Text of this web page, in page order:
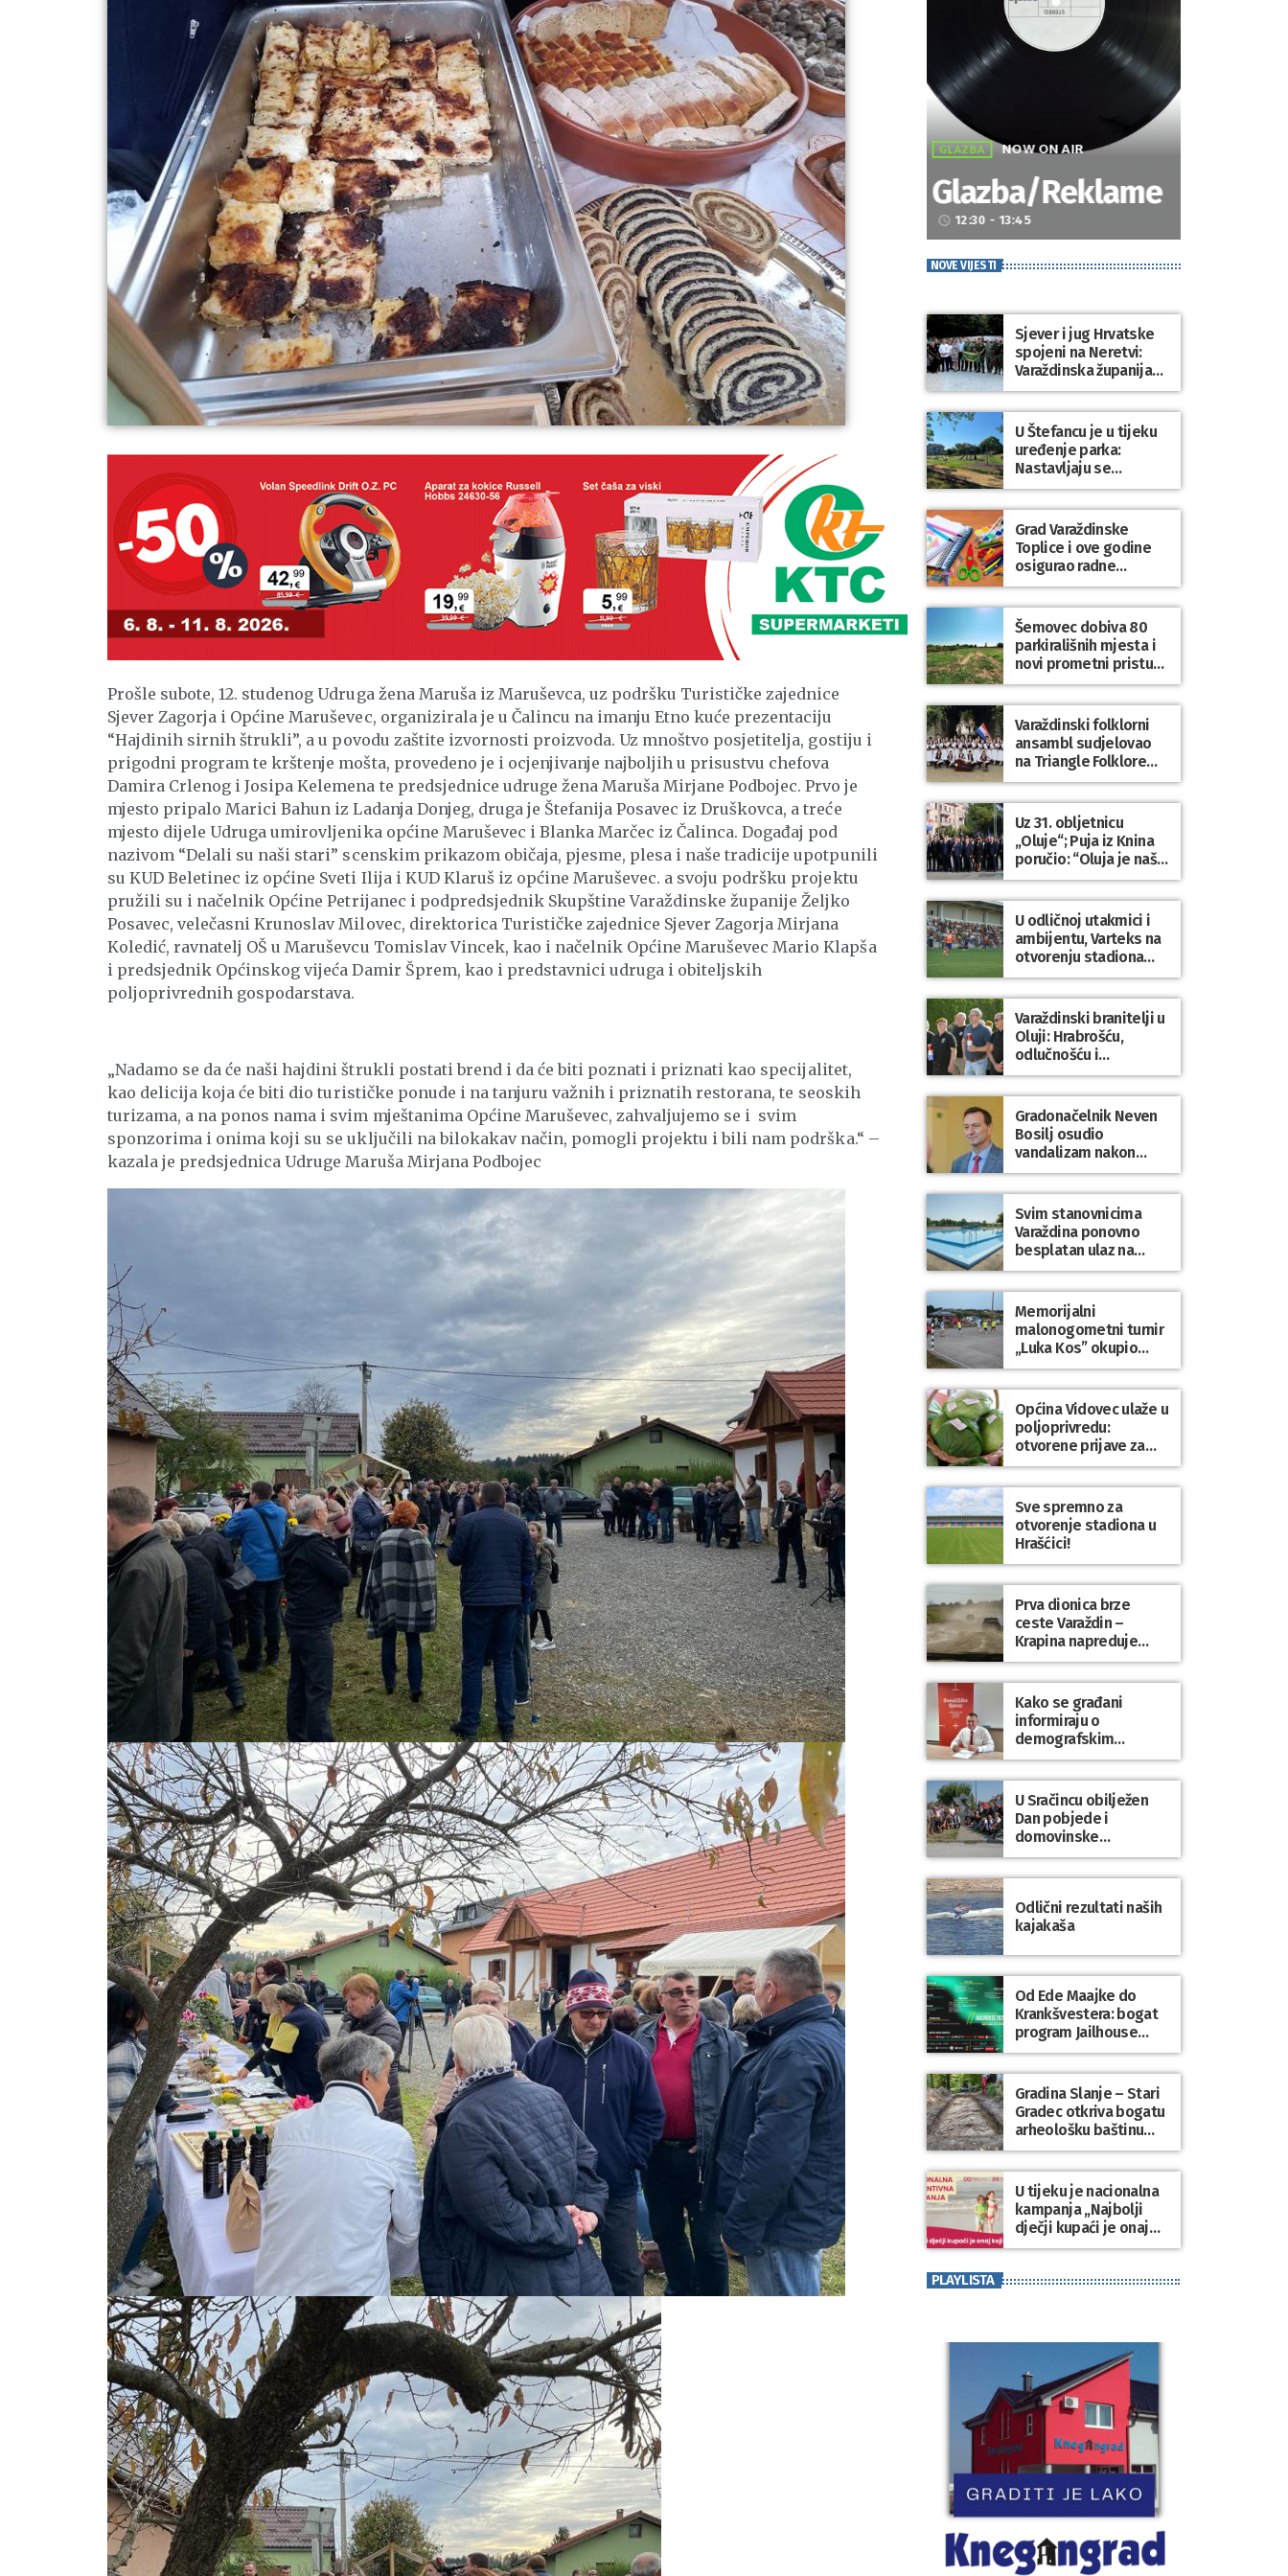
Prošle subote, 12. studenog Udruga žena Maruša iz Maruševca, uz podršku Turističke zajednice
Sjever Zagorja i Općine Maruševec, organizirala je u Čalincu na imanju Etno kuće prezentaciju
“Hajdinih sirnih štrukli”, a u povodu zaštite izvornosti proizvoda. Uz mnoštvo posjetitelja, gostiju i
prigodni program te krštenje mošta, provedeno je i ocjenjivanje najboljih u prisustvu chefova
Damira Crlenog i Josipa Kelemena te predsjednice udruge žena Maruša Mirjane Podbojec. Prvo je
mjesto pripalo Marici Bahun iz Ladanja Donjeg, druga je Štefanija Posavec iz Druškovca, a treće
mjesto dijele Udruga umirovljenika općine Maruševec i Blanka Marčec iz Čalinca. Događaj pod
nazivom “Delali su naši stari” scenskim prikazom običaja, pjesme, plesa i naše tradicije upotpunili
su KUD Beletinec iz općine Sveti Ilija i KUD Klaruš iz općine Maruševec. a svoju podršku projektu
pružili su i načelnik Općine Petrijanec i podpredsjednik Skupštine Varaždinske županije Željko
Posavec, velečasni Krunoslav Milovec, direktorica Turističke zajednice Sjever Zagorja Mirjana
Koledić, ravnatelj OŠ u Maruševcu Tomislav Vincek, kao i načelnik Općine Maruševec Mario Klapša
i predsjednik Općinskog vijeća Damir Šprem, kao i predstavnici udruga i obiteljskih
poljoprivrednih gospodarstava.
„Nadamo se da će naši hajdini štrukli postati brend i da će biti poznati i priznati kao specijalitet,
kao delicija koja će biti dio turističke ponude i na tanjuru važnih i priznatih restorana, te seoskih
turizama, a na ponos nama i svim mještanima Općine Maruševec, zahvaljujemo se i svim
sponzorima i onima koji su se uključili na bilokakav način, pomogli projektu i bili nam podrška.“ –
kazala je predsjednica Udruge Maruša Mirjana Podbojec
GLAZBA NOW ON AIR
Glazba/Reklame
access_time 12:30 - 13:45
NOVE VIJESTI
Sjever i jug Hrvatske
spojeni na Neretvi:
Varaždinska županija
predstavila svoju
tradiciju uoči Maratona
lađa
U Štefancu je u tijeku
uređenje parka:
Nastavljaju se
ulaganja u javne
prostore diljem
općine Trnovec
Bartolovečki
Grad Varaždinske
Toplice i ove godine
osigurao radne
bilježnice i dodatni
obrazovni materijal za
sve osnovnoškolce
Šemovec dobiva 80
parkirališnih mjesta i
novi prometni pristup
groblju
Varaždinski folklorni
ansambl sudjelovao
na Triangle Folklore
Festivalu u Danskoj
Uz 31. obljetnicu
„Oluje“; Puja iz Knina
poručio: “Oluja je naša
najveća pobjeda,
simbol slobode i
zajedništva!”
U odličnoj utakmici i
ambijentu, Varteks na
otvorenju stadiona
odigrao 1:1 s
Mariborom
Varaždinski branitelji u
Oluji: Hrabrošću,
odlučnošću i
zajedništvom do
slobodne Hrvatske!
Gradonačelnik Neven
Bosilj osudio
vandalizam nakon
utakmice NK Varaždin
– HNK Hajduk Split
Svim stanovnicima
Varaždina ponovno
besplatan ulaz na
Gradske bazene i
Gradsko kupalište na
Dravi
Memorijalni
malonogometni turnir
„Luka Kos” okupio
brojne ekipe i
posjetitelje u Sudovcu
Općina Vidovec ulaže u
poljoprivredu:
otvorene prijave za
općinske potpore
Sve spremno za
otvorenje stadiona u
Hrašćici!
Prva dionica brze
ceste Varaždin –
Krapina napreduje
prema planu
Kako se građani
informiraju o
demografskim
mjerama? Sudjelujte u
istraživanju!
U Sračincu obilježen
Dan pobjede i
domovinske
zahvalnosti te Dan
hrvatskih branitelja
Odlični rezultati naših
kajakaša
Od Ede Maajke do
Krankšvestera: bogat
program Jailhouse
Festivala 2026. u
Lepoglavi
Gradina Slanje – Stari
Gradec otkriva bogatu
arheološku baštinu
Varaždinske županije
U tijeku je nacionalna
kampanja „Najbolji
dječji kupaći je onaj
koji se nosi“
PLAYLISTA